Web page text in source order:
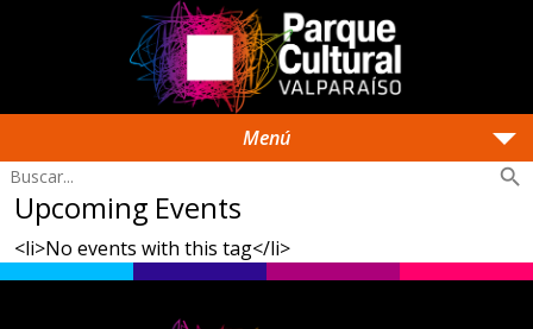
Menú arrow_drop_down
search
Upcoming Events
<li>No events with this tag</li>